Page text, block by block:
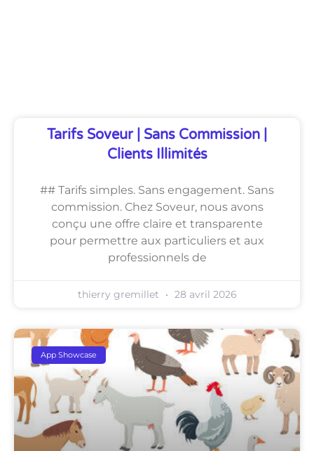
Tarifs Soveur | Sans Commission |
Clients Illimités
## Tarifs simples. Sans engagement. Sans
commission. Chez Soveur, nous avons
conçu une offre claire et transparente
pour permettre aux particuliers et aux
professionnels de
thierry gremillet 28 avril 2026
App Showcase